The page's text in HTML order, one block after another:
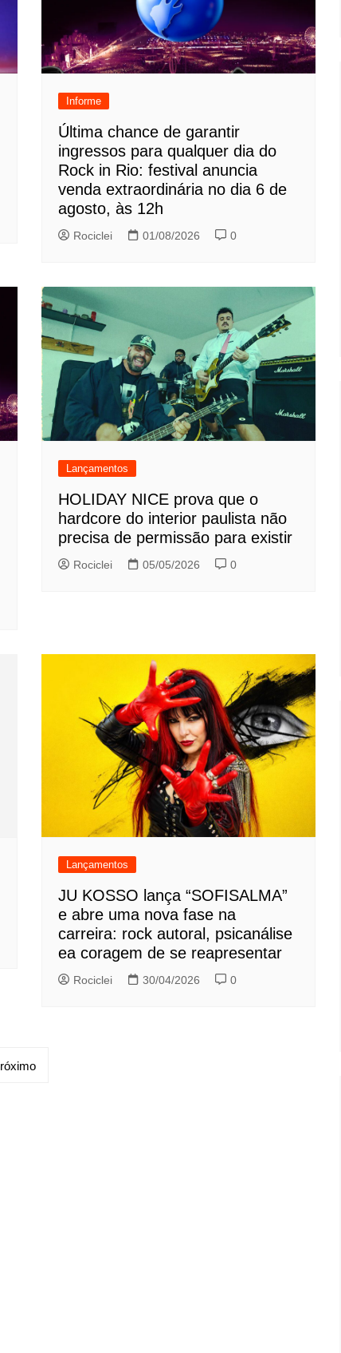
Informe
Última chance de garantir
ingressos para qualquer dia do
Rock in Rio: festival anuncia
venda extraordinária no dia 6 de
agosto, às 12h
Rociclei 01/08/2026 0
Lançamentos
HOLIDAY NICE prova que o
hardcore do interior paulista não
precisa de permissão para existir
Rociclei 05/05/2026 0
Lançamentos
JU KOSSO lança “SOFISALMA”
e abre uma nova fase na
carreira: rock autoral, psicanálise
ea coragem de se reapresentar
Rociclei 30/04/2026 0